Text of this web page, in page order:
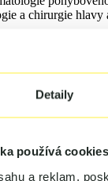
Detaily
používá cookies
a reklam,
a chirurgie hlavy
metody